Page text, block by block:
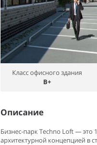
Класс офисного здания
B+
Описание
Бизнес-парк Techno Loft —
архитектурной концепцией в